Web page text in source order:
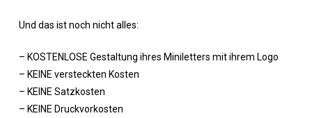
Und das ist noch nicht alles:
– KOSTENLOSE Gestaltung ihres Miniletters mit ihrem Logo
– KEINE versteckten Kosten
– KEINE Satzkosten
– KEINE Druckvorkosten